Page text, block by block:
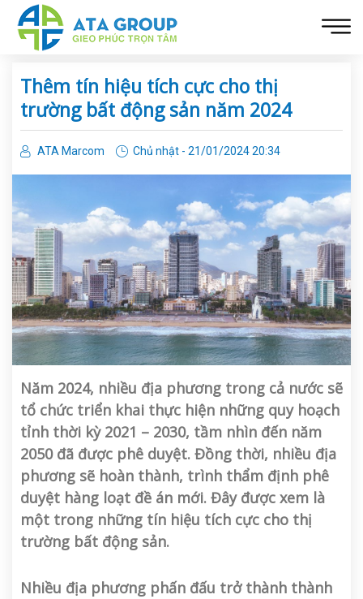
Thêm tín hiệu tích cực cho thị
trường bất động sản năm 2024
ATA Marcom Chủ nhật - 21/01/2024 20:34
Năm 2024, nhiều địa phương trong cả nước sẽ
tổ chức triển khai thực hiện những quy hoạch
tỉnh thời kỳ 2021 – 2030, tầm nhìn đến năm
2050 đã được phê duyệt. Đồng thời, nhiều địa
phương sẽ hoàn thành, trình thẩm định phê
duyệt hàng loạt đề án mới. Đây được xem là
một trong những tín hiệu tích cực cho thị
trường bất động sản.
Nhiều địa phương phấn đấu trở thành thành